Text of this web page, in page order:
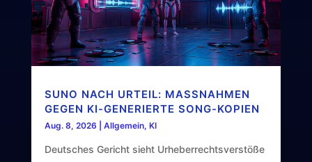
SUNO NACH URTEIL: MASSNAHMEN G
EGEN KI-GENERIERTE SONG-KOPIEN
Aug. 8, 2026 Allgemein, KI
Deutsches Gericht sieht Urheberrechtsverstöße